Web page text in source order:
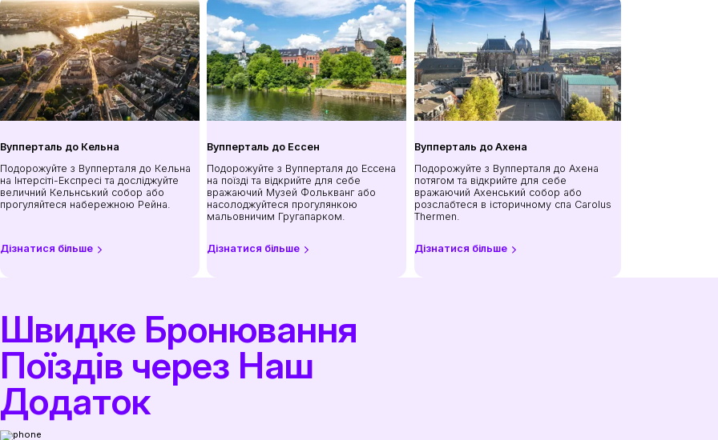
Вупперталь до Кельна
Подорожуйте з Вупперталя до Кельна
на Інтерсіті-Експресі та досліджуйте
величний Кельнський собор або
прогуляйтеся набережною Рейна.
Дізнатися більше
Вупперталь до Ессен
Подорожуйте з Вупперталя до Ессена
на поїзді та відкрийте для себе
вражаючий Музей Фолькванг або
насолоджуйтеся прогулянкою
мальовничим Гругапарком.
Дізнатися більше
Вупперталь до Ахена
Подорожуйте з Вупперталя до Ахена
потягом та відкрийте для себе
вражаючий Ахенський собор або
розслабтеся в історичному спа Carolus
Thermen.
Дізнатися більше
Швидке Бронювання
Поїздів через Наш
Додаток